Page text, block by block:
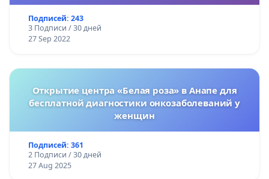
Подписей: 243
3 Подписи / 30 дней
27 Sep 2022
Открытие центра «Белая роза» в Анапе для
бесплатной диагностики онкозаболеваний у
женщин
Подписей: 361
2 Подписи / 30 дней
27 Aug 2025